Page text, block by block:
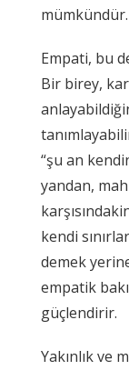
mümkündür.
Empati, bu
Bir birey,
“şu an
yandan,
kendi
demek
empatik
güçlendirir.
Yakınlık ve